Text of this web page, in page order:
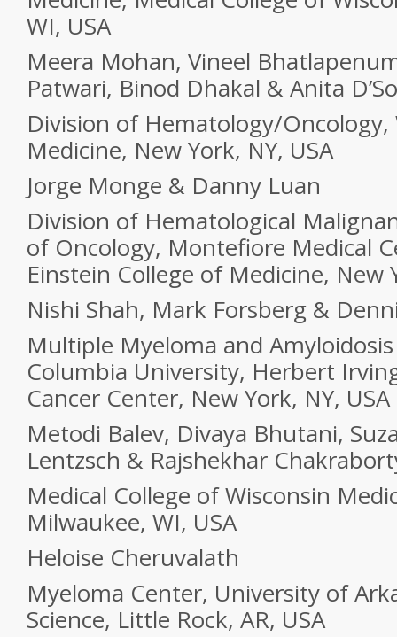
WI, USA
Meera Mohan, Vineel
Patwari, Binod Dhakal & Anita
Division of Hematology/Oncology,
Medicine, New York, NY, USA
Jorge Monge & Danny Luan
Division of Hematological
of Oncology, Montefiore Medical
Einstein College of Medicine, New
Nishi Shah, Mark Forsberg &
Multiple Myeloma and
Columbia University, Herbert
Cancer Center, New York, NY, USA
Metodi Balev, Divaya Bhutani,
Lentzsch & Rajshekhar
Medical College of Wisconsin
Milwaukee, WI, USA
Heloise Cheruvalath
Myeloma Center, University of
Science, Little Rock, AR, USA